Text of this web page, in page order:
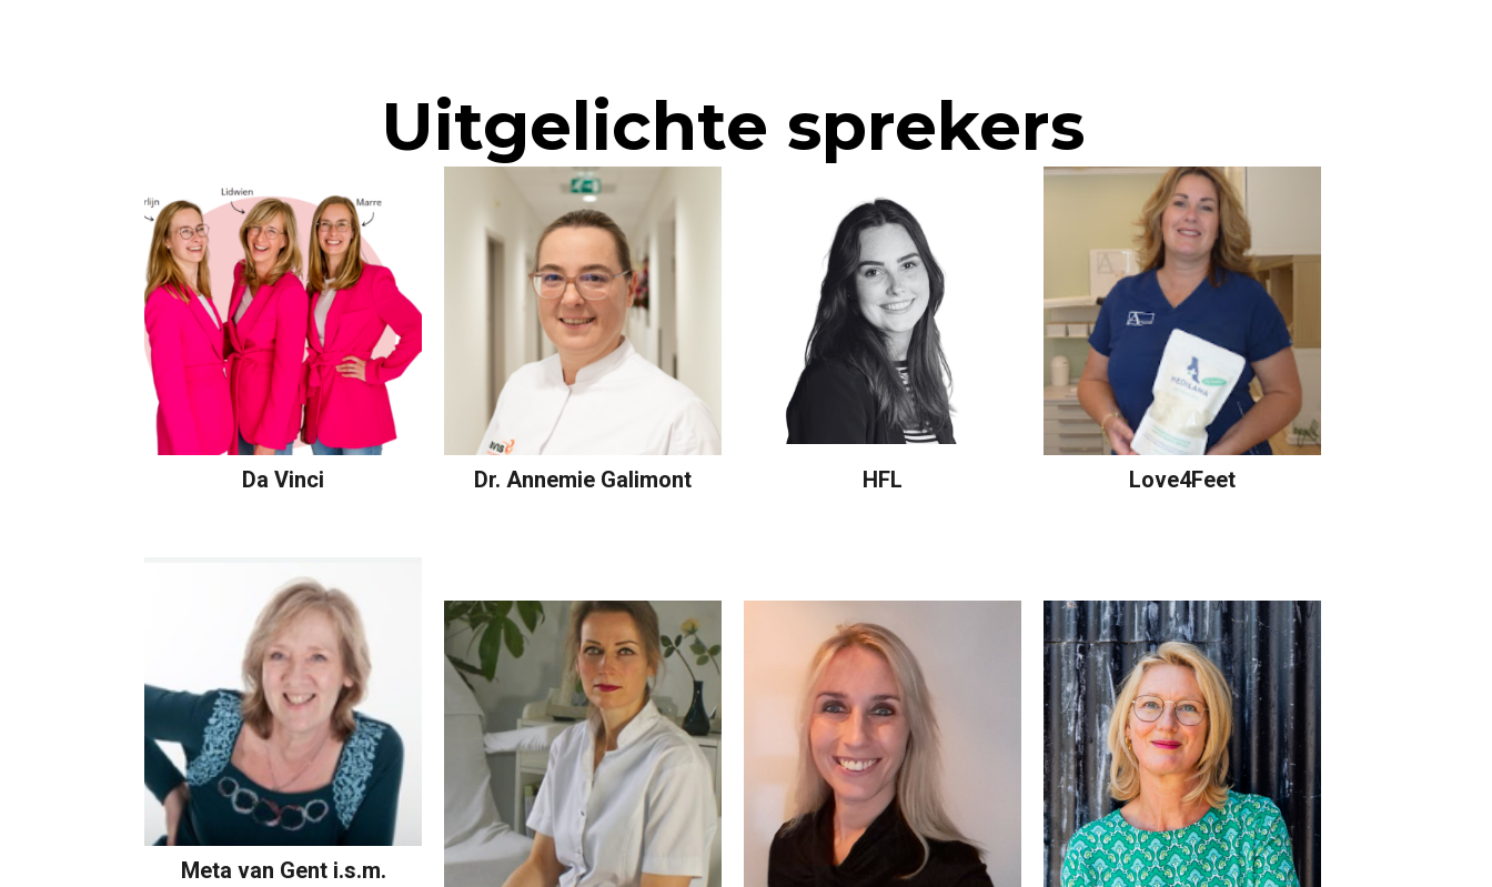
Uitgelichte sprekers
Da Vinci Dr. Annemie Galimont HFL Love4Feet
Meta van Gent i.s.m.